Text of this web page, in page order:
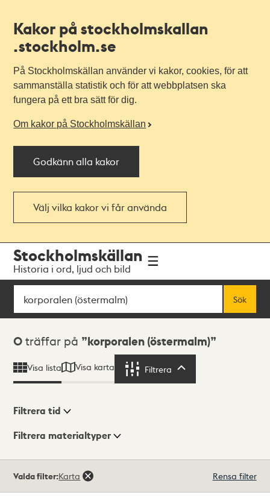
Kakor på stockholmskallan
.stockholm.se
På Stockholmskällan använder vi kakor, cookies, för att
sammanställa statistik och för att webbplatsen ska
fungera på ett bra sätt för dig.
Om kakor på Stockholmskällan
Godkänn alla kakor
Välj vilka kakor vi får använda
navigationen
huvudinnehållet
Stockholmskällan
Historia i ord, ljud och bild
Sök
Sök
Sökresultat
0 träffar på korporalen (östermalm)
Visa lista Visa karta Filtrera
Visningsläge
Filtrera tid
Filtrera materialtyper
träffar
Valda filter:Karta Rensa filter